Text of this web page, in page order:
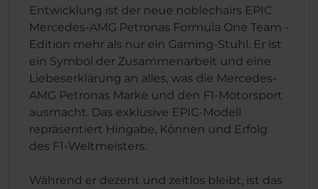
Entwicklung ist der neue noblechairs EPIC
Mercedes-AMG Petronas Formula One Team -
Edition mehr als nur ein Gaming-Stuhl. Er ist
ein Symbol der Zusammenarbeit und eine
Liebeserklärung an alles, was die Mercedes-
AMG Petronas Marke und den F1-Motorsport
ausmacht. Das exklusive EPIC-Modell
repräsentiert Hingabe, Können und Erfolg
des F1-Weltmeisters.
Während er dezent und zeitlos bleibt, ist das